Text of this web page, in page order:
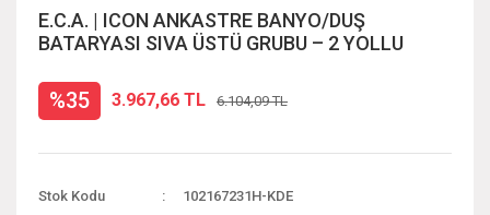
E.C.A. | ICON ANKASTRE BANYO/DUŞ
BATARYASI SIVA ÜSTÜ GRUBU – 2 YOLLU
%35 3.967,66 TL 6.104,09 TL
Stok Kodu
102167231H-KDE